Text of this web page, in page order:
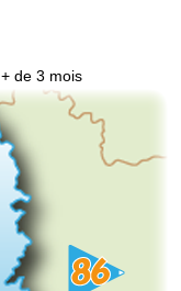
+ de 3 mois